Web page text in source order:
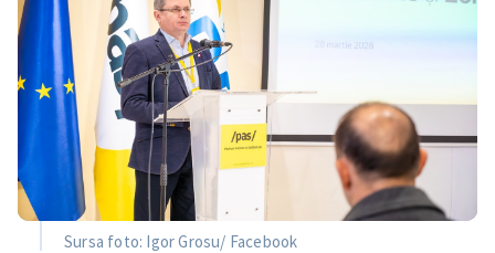
Sursa foto: Igor Grosu/ Facebook